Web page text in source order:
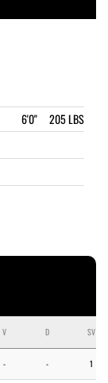
6'0" 205 LBS
V D SV
- - 1